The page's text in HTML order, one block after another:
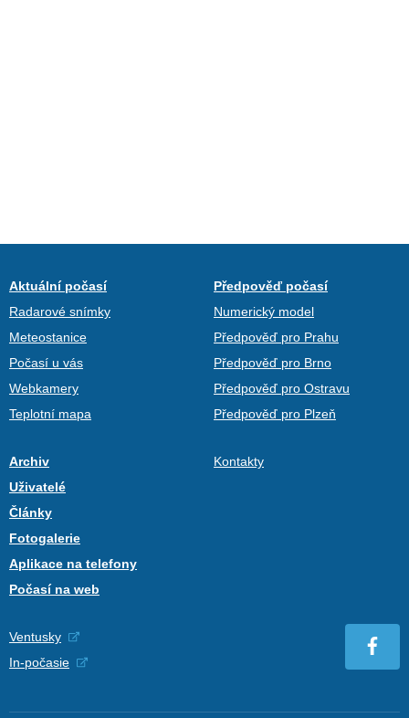
Aktuální počasí
Radarové snímky
Meteostanice
Počasí u vás
Webkamery
Teplotní mapa
Předpověď počasí
Numerický model
Předpověď pro Prahu
Předpověď pro Brno
Předpověď pro Ostravu
Předpověď pro Plzeň
Archiv
Uživatelé
Články
Fotogalerie
Aplikace na telefony
Počasí na web
Kontakty
Ventusky
In-počasie